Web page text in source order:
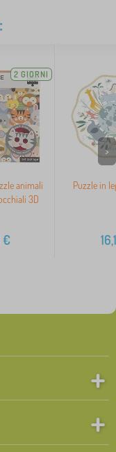
2 GIORNI
animali
3D
€
Puzzle in
>